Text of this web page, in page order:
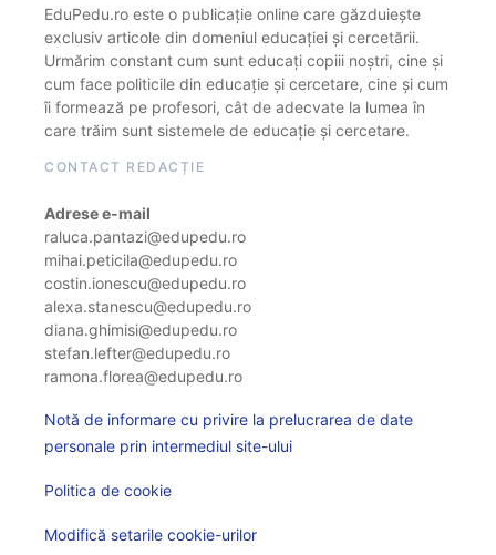
EduPedu.ro este o publicație online care găzduiește
exclusiv articole din domeniul educației și cercetării.
Urmărim constant cum sunt educați copiii noștri, cine și
cum face politicile din educație și cercetare, cine și cum
îi formează pe profesori, cât de adecvate la lumea în
care trăim sunt sistemele de educație și cercetare.
CONTACT REDACȚIE
Adrese e-mail
raluca.pantazi@edupedu.ro
mihai.peticila@edupedu.ro
costin.ionescu@edupedu.ro
alexa.stanescu@edupedu.ro
diana.ghimisi@edupedu.ro
stefan.lefter@edupedu.ro
ramona.florea@edupedu.ro
Notă de informare cu privire la prelucrarea de date
personale prin intermediul site-ului
Politica de cookie
Modifică setarile cookie-urilor